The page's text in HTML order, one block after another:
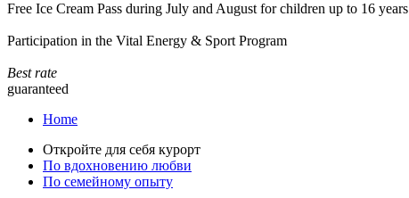
Free Ice Cream Pass during July and August for children up to 16 years
Participation in the Vital Energy & Sport Program
Best rate
guaranteed
Home
Откройте для себя курорт
По вдохновению любви
По семейному опыту